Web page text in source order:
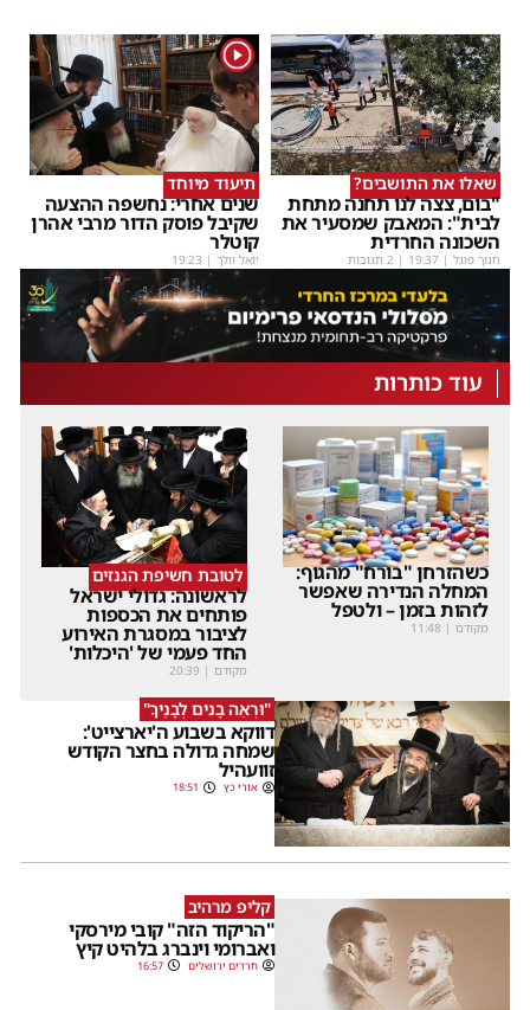
שאלו את התושבים?
"בום, צצה לנו תחנה מתחת
לבית": המאבק שמסעיר את
השכונה החרדית
חנוך פוגל |
19:37 | 2 תגובות
1
תיעוד מיוחד
שנים אחרי: נחשפה ההצעה
שקיבל פוסק הדור מרבי אהרן
קוטלר
יואל וולך |
19:23
עוד כותרות
כשהזרחן "בורח" מהגוף:
המחלה הנדירה שאפשר
לזהות בזמן – ולטפל
מקודם |
11:48
לטובת חשיפת הגנזים
לראשונה: גדולי ישראל
פותחים את הכספות
לציבור במסגרת האירוע
החד פעמי של 'היכלות'
מקודם |
20:39
"וּרְאֵה בָנִים לְבָנֶיךָ"
דווקא בשבוע ה'יארצייט':
שמחה גדולה בחצר הקודש
זוועהיל
אורי כץ 18:51
קליפ מרהיב
"הריקוד הזה" קובי מירסקי
ואברומי וינברג בלהיט קיץ
חרדים ירושלים 16:57